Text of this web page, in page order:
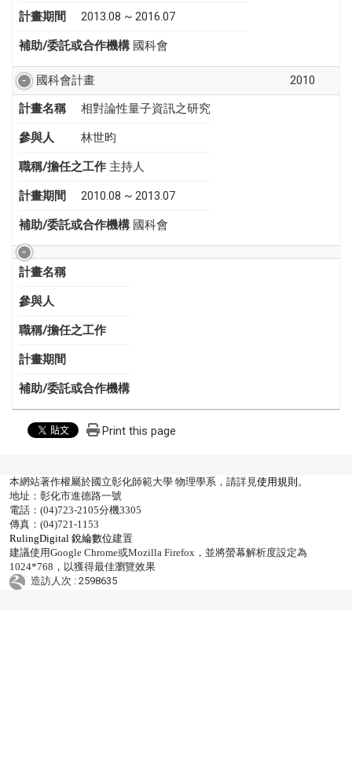
計畫期間 2013.08 ~ 2016.07
補助/委託或合作機構 國科會
國科會計畫
2010
計畫名稱
相對論性量子資訊之研究
參與人 林世昀
職稱/擔任之工作 主持人
計畫期間 2010.08 ~ 2013.07
補助/委託或合作機構 國科會
計畫名稱
參與人
職稱/擔任之工作
計畫期間
補助/委託或合作機構
Print this page
本網站著作權屬於國立彰化師範大學 物理學系，請詳見使用規則 。
地址：彰化市進德路一號
電話：(04)723-2105分機3305
傳真：(04)721-1153
RulingDigital 銳綸數位建置
建議使用Google Chrome或Mozilla Firefox，並將螢幕解析度設定為
1024*768，以獲得最佳瀏覽效果
造訪人次 : 2598635